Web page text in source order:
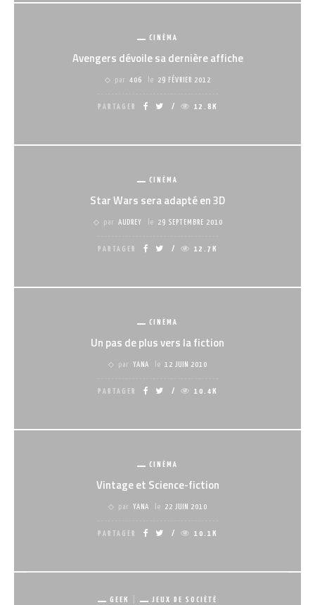
CINÉMA
Avengers dévoile sa dernière affiche
par 406 le 29 FÉVRIER 2012
PARTAGER 12.8K
CINÉMA
Star Wars sera adapté en 3D
par AUDREY le 29 SEPTEMBRE 2010
PARTAGER 12.7K
CINÉMA
Un pas de plus vers la fiction
par YANA le 12 JUIN 2010
PARTAGER 10.4K
CINÉMA
Vintage et Science-fiction
par YANA le 22 JUIN 2010
PARTAGER 10.1K
GEEK JEUX DE SOCIÉTÉ